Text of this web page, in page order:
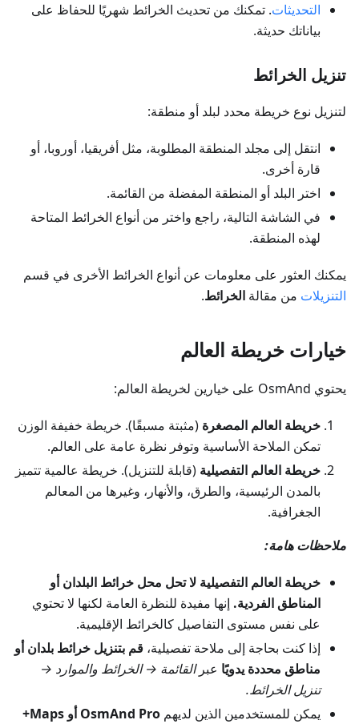
التحديثات. تمكنك من تحديث الخرائط شهريًا للحفاظ على
بياناتك حديثة.
تنزيل الخرائط
لتنزيل نوع خريطة محدد لبلد أو منطقة:
انتقل إلى مجلد المنطقة المطلوبة، مثل أفريقيا، أوروبا، أو
قارة أخرى.
اختر البلد أو المنطقة المفضلة من القائمة.
في الشاشة التالية، راجع واختر من أنواع الخرائط المتاحة
لهذه المنطقة.
يمكنك العثور على معلومات عن أنواع الخرائط الأخرى في قسم
التنزيلات من مقالة الخرائط.
خيارات خريطة العالم
يحتوي OsmAnd على خيارين لخريطة العالم:
خريطة العالم المصغرة (مثبتة مسبقًا). خريطة خفيفة الوزن
تمكن الملاحة الأساسية وتوفر نظرة عامة على العالم.
خريطة العالم التفصيلية (قابلة للتنزيل). خريطة عالمية تتميز
بالمدن الرئيسية، والطرق، والأنهار، وغيرها من المعالم
الجغرافية.
ملاحظات هامة:
خريطة العالم التفصيلية لا تحل محل خرائط البلدان أو
المناطق الفردية. إنها مفيدة للنظرة العامة لكنها لا تحتوي
على نفس مستوى التفاصيل كالخرائط الإقليمية.
إذا كنت بحاجة إلى ملاحة تفصيلية، قم بتنزيل خرائط بلدان أو
مناطق محددة يدويًا عبرالقائمة → الخرائط والموارد →
تنزيل الخرائط.
يمكن للمستخدمين الذين لديهم OsmAnd Pro أو Maps+